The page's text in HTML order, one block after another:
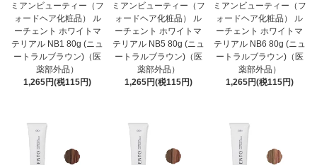
ミアンビューティー（フ
ォードヘア化粧品） ル
ーチェント ホワイトマ
テリアル NB1 80g (ニュ
ートラルブラウン)（医
薬部外品）
1,265円(税115円)
ミアンビューティー（フ
ォードヘア化粧品） ル
ーチェント ホワイトマ
テリアル NB5 80g (ニュ
ートラルブラウン)（医
薬部外品）
1,265円(税115円)
ミアンビューティー（フ
ォードヘア化粧品） ル
ーチェント ホワイトマ
テリアル NB6 80g (ニュ
ートラルブラウン)（医
薬部外品）
1,265円(税115円)